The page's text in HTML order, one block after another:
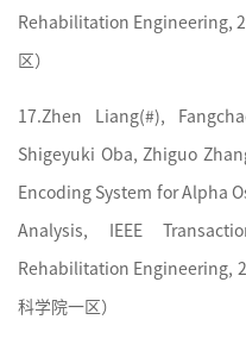
Rehabilitation Engineering,
区）
17. Zhen Liang(#),
Shigeyuki Oba, Zhiguo
Encoding System for Alpha
Analysis, IEEE
Rehabilitation Engineering,
科学院一区）